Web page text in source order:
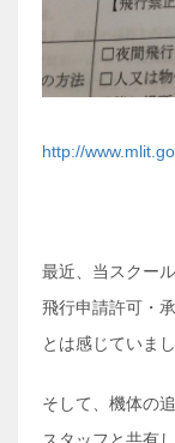
http://
最近、当スクー
飛行申請許可・
とは感じていまし
そして、機体の
スタッフと共有